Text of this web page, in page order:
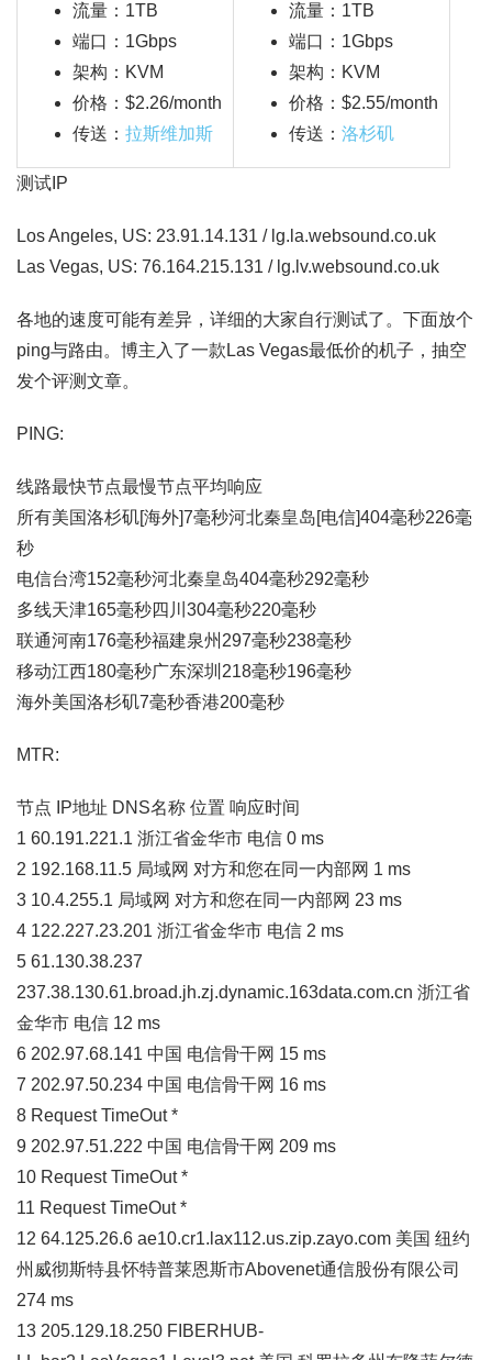
流量：1TB
端口：1Gbps
架构：KVM
价格：$2.26/month
传送： 拉斯维加斯
流量：1TB
端口：1Gbps
架构：KVM
价格：$2.55/month
传送： 洛杉矶
测试IP
Los Angeles, US: 23.91.14.131 / lg.la.websound.co.uk
Las Vegas, US: 76.164.215.131 / lg.lv.websound.co.uk
各地的速度可能有差异，详细的大家自行测试了。下面放个
ping与路由。博主入了一款Las Vegas最低价的机子，抽空
发个评测文章。
PING:
线路最快节点最慢节点平均响应
所有美国洛杉矶[海外]7毫秒河北秦皇岛[电信]404毫秒226毫
秒
电信台湾152毫秒河北秦皇岛404毫秒292毫秒
多线天津165毫秒四川304毫秒220毫秒
联通河南176毫秒福建泉州297毫秒238毫秒
移动江西180毫秒广东深圳218毫秒196毫秒
海外美国洛杉矶7毫秒香港200毫秒
MTR:
节点 IP地址 DNS名称 位置 响应时间
1 60.191.221.1 浙江省金华市 电信 0 ms
2 192.168.11.5 局域网 对方和您在同一内部网 1 ms
3 10.4.255.1 局域网 对方和您在同一内部网 23 ms
4 122.227.23.201 浙江省金华市 电信 2 ms
5 61.130.38.237
237.38.130.61.broad.jh.zj.dynamic.163data.com.cn 浙江省
金华市 电信 12 ms
6 202.97.68.141 中国 电信骨干网 15 ms
7 202.97.50.234 中国 电信骨干网 16 ms
8 Request TimeOut *
9 202.97.51.222 中国 电信骨干网 209 ms
10 Request TimeOut *
11 Request TimeOut *
12 64.125.26.6 ae10.cr1.lax112.us.zip.zayo.com 美国 纽约
州威彻斯特县怀特普莱恩斯市Abovenet通信股份有限公司
274 ms
13 205.129.18.250 FIBERHUB-